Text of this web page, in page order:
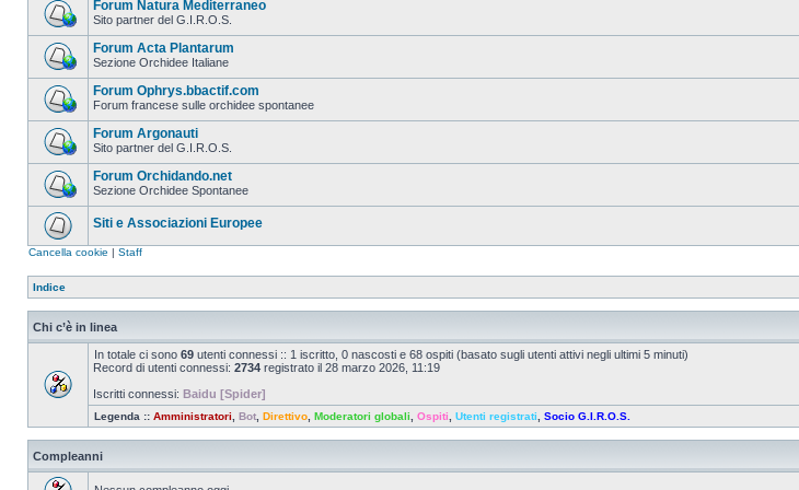
Forum Natura Mediterraneo
Sito partner del G.I.R.O.S.
Forum Acta Plantarum
Sezione Orchidee Italiane
Forum Ophrys.bbactif.com
Forum francese sulle orchidee spontanee
Forum Argonauti
Sito partner del G.I.R.O.S.
Forum Orchidando.net
Sezione Orchidee Spontanee
Siti e Associazioni Europee
Cancella cookie | Staff
Indice
Chi c’è in linea
In totale ci sono 69 utenti connessi :: 1 iscritto, 0 nascosti e 68 ospiti (basato sugli utenti attivi negli ultimi 5 minuti)
Record di utenti connessi: 2734 registrato il 28 marzo 2026, 11:19
Iscritti connessi: Baidu [Spider]
Legenda :: Amministratori Bot Direttivo Moderatori globali Ospiti Utenti registrati Socio G.I.R.O.S.
Compleanni